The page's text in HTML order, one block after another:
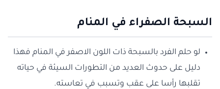
السبحة الصفراء في المنام
لو حلم الفرد بالسبحة ذات اللون الاصفر في المنام فهذا
دليل على حدوث العديد من التطورات السيئة في حياته
تقلبها رأسا على عقب وتسبب في تعاسته.